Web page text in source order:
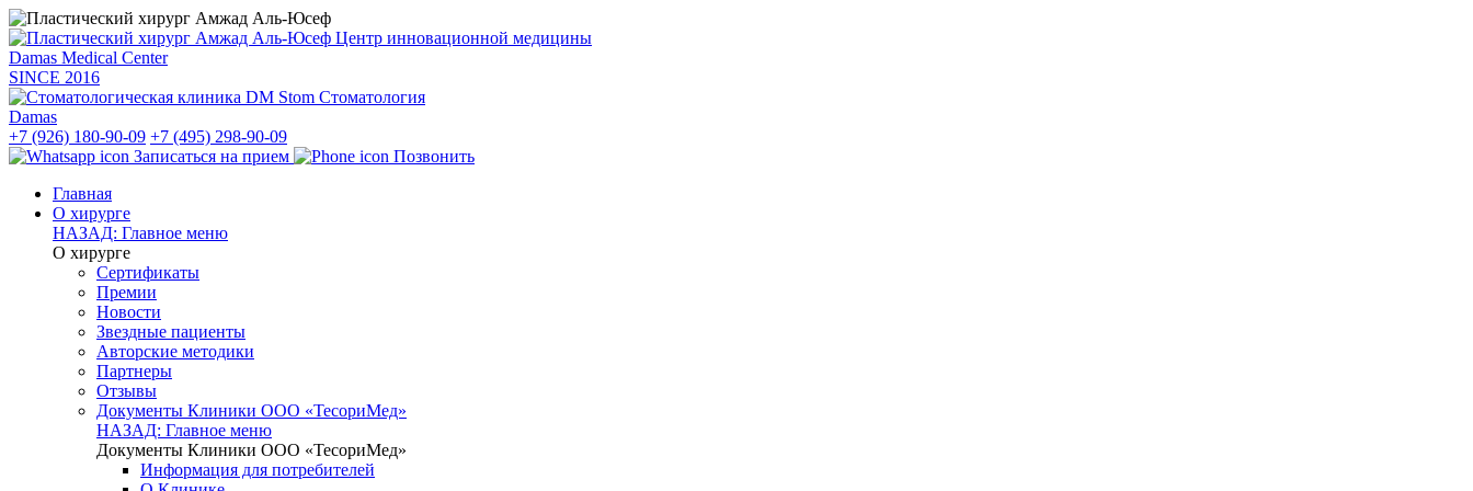
Центр инновационной медицины
Damas Medical Center
SINCE 2016
Стоматология
Damas
+7 (926) 180-90-09 +7 (495) 298-90-09
Записаться на прием
Позвонить
Главная
О хирурге
НАЗАД: Главное меню
О хирурге
Сертификаты
Премии
Новости
Звездные пациенты
Авторские методики
Партнеры
Отзывы
Документы Клиники ООО «ТесориМед»
НАЗАД: Главное меню
Документы Клиники ООО «ТесориМед»
Информация для потребителей